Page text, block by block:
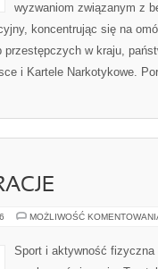
wyzwaniom związanym z
koncentrując się na
przestępczych w kraju,
i Kartele Narkotykowe.
MOŻLIWOŚĆ
Sport i aktywność